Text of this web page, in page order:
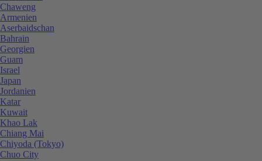
Chaweng
Armenien
Aserbaidschan
Bahrain
Georgien
Guam
Israel
Japan
Jordanien
Katar
Kuwait
Khao Lak
Chiang Mai
Chiyoda (Tokyo)
Chuo City